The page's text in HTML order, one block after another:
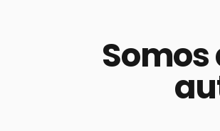
Somos